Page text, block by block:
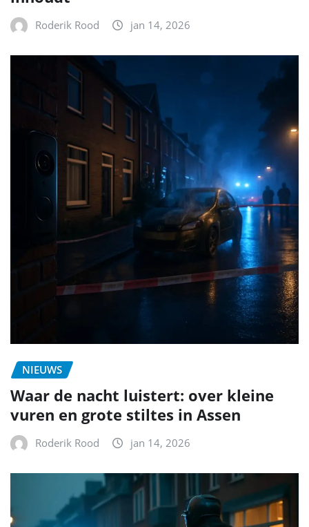
Roderik Rood jan 14, 2026
NIEUWS
Waar de nacht luistert: over kleine
vuren en grote stiltes in Assen
Roderik Rood jan 14, 2026